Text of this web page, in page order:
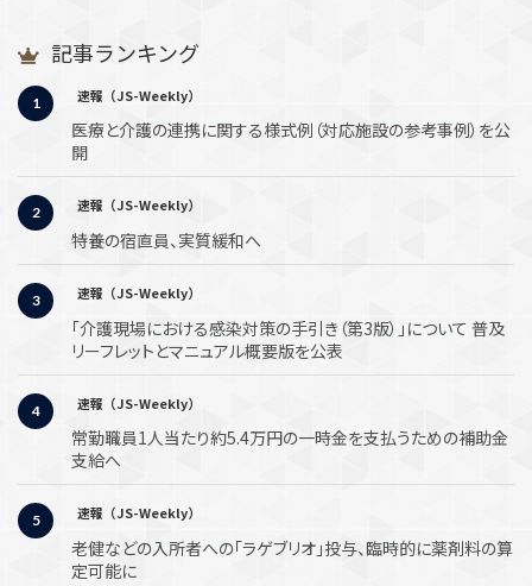
記事ランキング
速報（JS-Weekly）
医療と介護の連携に関する様式例（対応施設の参考事例）を公
開
速報（JS-Weekly）
特養の宿直員、実質緩和へ
速報（JS-Weekly）
「介護現場における感染対策の手引き（第3版）」について 普及
リーフレットとマニュアル概要版を公表
速報（JS-Weekly）
常勤職員1人当たり約5.4万円の一時金を支払うための補助金
支給へ
速報（JS-Weekly）
老健などの入所者への「ラゲブリオ」投与、臨時的に薬剤料の算
定可能に